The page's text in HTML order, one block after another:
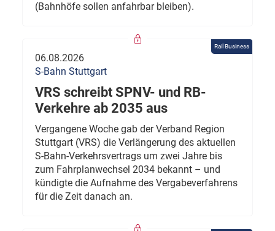
(Bahnhöfe sollen anfahrbar bleiben).
Rail Business
06.08.2026
S-Bahn Stuttgart
VRS schreibt SPNV- und RB-
Verkehre ab 2035 aus
Vergangene Woche gab der Verband Region
Stuttgart (VRS) die Verlängerung des aktuellen
S-Bahn-Verkehrsvertrags um zwei Jahre bis
zum Fahrplanwechsel 2034 bekannt – und
kündigte die Aufnahme des Vergabeverfahrens
für die Zeit danach an.